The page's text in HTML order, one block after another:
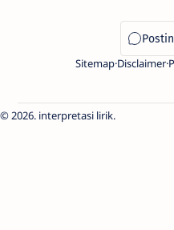
Sitemap Disclaimer
2026. interpretasi lirik.